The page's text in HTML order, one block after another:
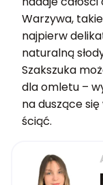
Warzywa,
najpierw
naturalną
Szakszuka
dla omletu –
na duszące
ściąć.